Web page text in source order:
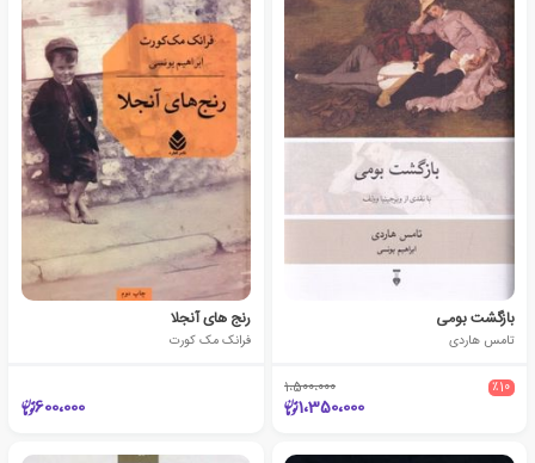
بازگشت بومی
تامس هاردی
٪10 1،500،000
1،350،000
رنج های آنجلا
فرانک مک کورت
600،000